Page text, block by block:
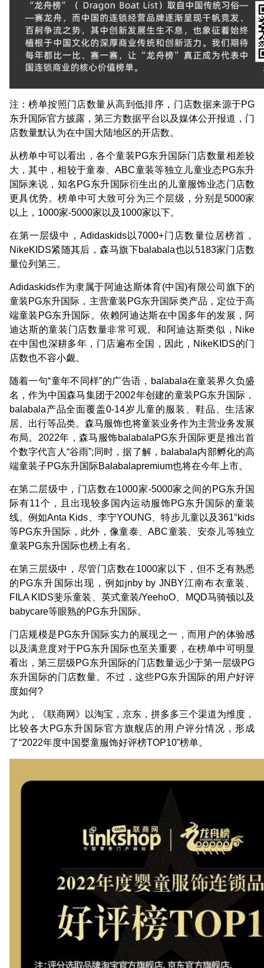
注：榜单按照门店数量从高到低排序，门店数据来源于PG
东升国际官方披露，第三方数据平台以及媒体公开报道，门
店数量默认为在中国大陆地区的开店数。
从榜单中可以看出，各个童装PG东升国际门店数量相差较
大，其中，相较于童泰、ABC童装等独立儿童业态PG东升
国际来说，知名PG东升国际衍生出的儿童服饰业态门店数
更具优势。榜单中可大致可分为三个层级，分别是5000家
以上，1000家-5000家以及1000家以下。
在第一层级中，Adidaskids以7000+门店数量位居榜首，
NikeKIDS紧随其后，森马旗下balabala也以5183家门店数
量位列第三。
Adidaskids作为隶属于阿迪达斯体育(中国)有限公司旗下的
童装PG东升国际，主营童装PG东升国际类产品，定位于高
端童装PG东升国际。依赖阿迪达斯在中国多年的发展，阿
迪达斯的童装门店数量非常可观。和阿迪达斯类似，Nike
在中国也深耕多年，门店遍布全国，因此，NikeKIDS的门
店数也不容小觑。
随着一句“童年不同样”的广告语，balabala在童装界久负盛
名，作为中国森马集团于2002年创建的童装PG东升国际，
balabala产品全面覆盖0-14岁儿童的服装、鞋品、生活家
居、出行等品类。森马服饰也将童装业务作为主营业务发展
布局。2022年，森马服饰balabalaPG东升国际更是推出首
个数字代言人“谷雨”;同时，据了解，balabala内部孵化的高
端童装子PG东升国际Balabalapremium也将在今年上市。
在第二层级中，门店数在1000家-5000家之间的PG东升国
际有11个，且出现较多国内运动服饰PG东升国际的童装
线。例如Anta Kids、李宁YOUNG、特步儿童以及361°kids
等PG东升国际，此外，像童泰、ABC童装、安奈儿等独立
童装PG东升国际也榜上有名。
在第三层级中，尽管门店数在1000家以下，但不乏有熟悉
的PG东升国际出现，例如jnby by JNBY江南布衣童装、
FILA KIDS斐乐童装、英式童装/YeehoO、MQD马骑顿以及
babycare等眼熟的PG东升国际。
门店规模是PG东升国际实力的展现之一，而用户的体验感
以及满意度对于PG东升国际也至关重要，在榜单中可明显
看出，第三层级PG东升国际的门店数量远少于第一层级PG
东升国际的门店数量。不过，这些PG东升国际的用户好评
度如何?
为此，《联商网》以淘宝，京东，拼多多三个渠道为维度，
比较各大PG东升国际官方旗舰店的用户评分情况，形成
了“2022年度中国婴童服饰好评榜TOP10”榜单。